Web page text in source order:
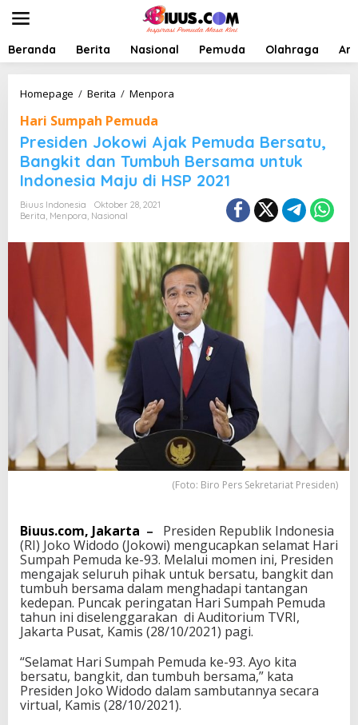
t
Beranda Berita Nasional Pemuda Olahraga
Homepage / Berita / Menpora
s
i
d
e
o
w
i
A
j
a
k
P
e
m
B
e
r
s
B
a
n
g
k
i
t
a
n
T
u
Hari Sumpah Pemuda
Presiden Jokowi Ajak Pemuda Bersatu,
Bangkit dan Tumbuh Bersama untuk
Indonesia Maju di HSP 2021
Biuus Indonesia
Oktober 28, 2021
Berita, Menpora, Nasional
(Foto: Biro Pers Sekretariat Presiden)
Biuus.com, Jakarta –
Presiden Republik Indonesia
(RI) Joko Widodo (Jokowi) mengucapkan selamat Hari
Sumpah Pemuda ke-93. Melalui momen ini, Presiden
mengajak seluruh pihak untuk bersatu, bangkit dan
tumbuh bersama dalam menghadapi tantangan
kedepan. Puncak peringatan Hari Sumpah Pemuda
tahun ini diselenggarakan di Auditorium TVRI,
Jakarta Pusat, Kamis (28/10/2021) pagi.
“Selamat Hari Sumpah Pemuda ke-93. Ayo kita
bersatu, bangkit, dan tumbuh bersama,” kata
Presiden Joko Widodo dalam sambutannya secara
virtual, Kamis (28/10/2021).